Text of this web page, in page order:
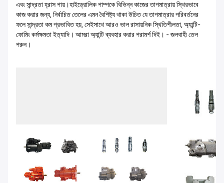
এবং সান্দ্রতা হ্রাস পায়।হাইড্রোলিক পাম্পকে বিভিন্ন কাজের তাপমাত্রায় স্থিরভাবে
কাজ করার জন্য, নির্বাচিত তেলের এমন বৈশিষ্ট্য থাকা উচিত যে তাপমাত্রার পরিবর্তনের
ফলে সান্দ্রতা কম প্রভাবিত হয়, সেইসাথে আরও ভাল রাসায়নিক স্থিতিশীলতা, অ্যান্টি-
ফোমিং কর্মক্ষমতা ইত্যাদি। আমরা অ্যান্টি ব্যবহার করার পরামর্শ দিই। - জলবাহী তেল
পরুন।